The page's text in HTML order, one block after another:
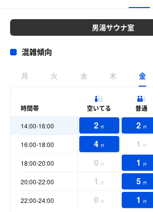
男湯サウナ室
混雑傾向
月 火 水 木 金
時間帯 空いてる 普通
14:00-16:00 2 件 2 件
16:00-18:00 4 件 1 件
18:00-20:00 0 件 1 件
20:00-22:00 1 件 5 件
22:00-24:00 0 件 1 件